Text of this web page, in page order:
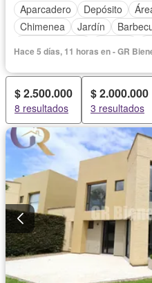
Aparcadero
Depósito
Chimenea
Jardín
Cuarto
Cancha de tenis
Patio
Hace 5 días, 11 horas en - GR
$ 2.500.000
8 resultados
$ 2.000.000
3 resultados